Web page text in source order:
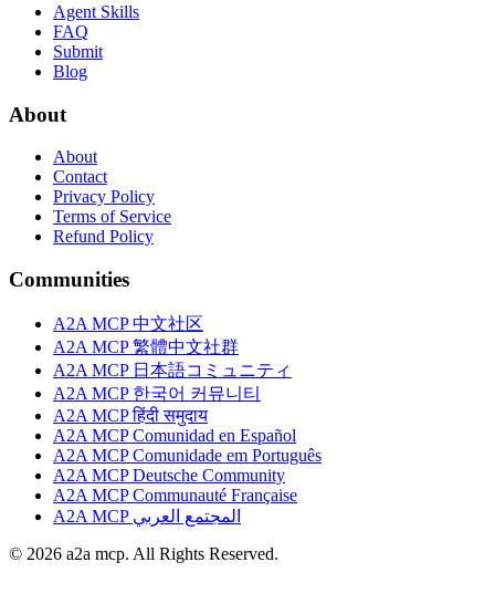
Agent Skills
FAQ
Submit
Blog
About
About
Contact
Privacy Policy
Terms of Service
Refund Policy
Communities
A2A MCP 中文社区
A2A MCP 繁體中文社群
A2A MCP 日本語コミュニティ
A2A MCP 한국어 커뮤니티
A2A MCP हिंदी समुदाय
A2A MCP Comunidad en Español
A2A MCP Comunidade em Português
A2A MCP Deutsche Community
A2A MCP Communauté Française
A2A MCP المجتمع العربي
© 2026 a2a mcp. All Rights Reserved.